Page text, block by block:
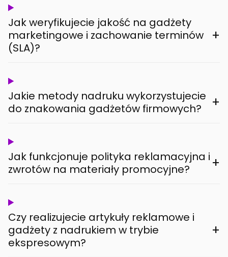
Jak weryfikujecie jakość na gadżety
marketingowe i zachowanie terminów
(SLA)?
+
Jakie metody nadruku wykorzystujecie
do znakowania gadżetów firmowych?
+
Jak funkcjonuje polityka reklamacyjna i
zwrotów na materiały promocyjne?
+
Czy realizujecie artykuły reklamowe i
gadżety z nadrukiem w trybie
ekspresowym?
+